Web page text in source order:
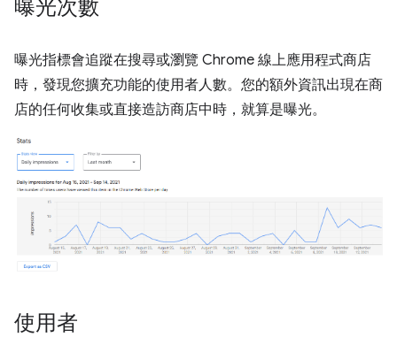
曝光次數
曝光指標會追蹤在搜尋或瀏覽 Chrome 線上應用程式商店
時，發現您擴充功能的使用者人數。您的額外資訊出現在商
店的任何收集或直接造訪商店中時，就算是曝光。
使用者